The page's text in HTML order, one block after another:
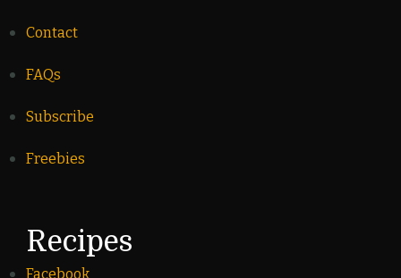
Contact
FAQs
Subscribe
Freebies
Recipes
Facebook